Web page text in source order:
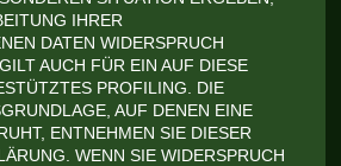
IHRER
DATEN WIDERSPRUCH
AUCH FÜR EIN AUF DIESE
PROFILING. DIE
AUF DENEN EINE
ENTNEHMEN SIE DIESER
WENN SIE WIDERSPRUCH